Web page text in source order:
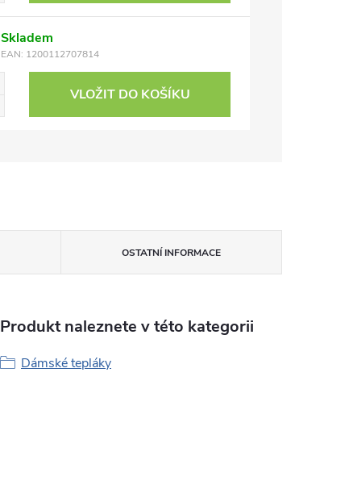
Skladem
EAN: 1200112707814
VLOŽIT DO KOŠÍKU
OSTATNÍ INFORMACE
Produkt naleznete v této kategorii
Dámské tepláky